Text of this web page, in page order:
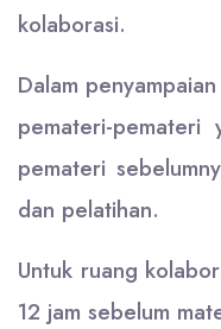
kolaborasi.
Dalam
pemateri-
pemateri
dan pelatihan.
Untuk ruang
12 jam sebelum